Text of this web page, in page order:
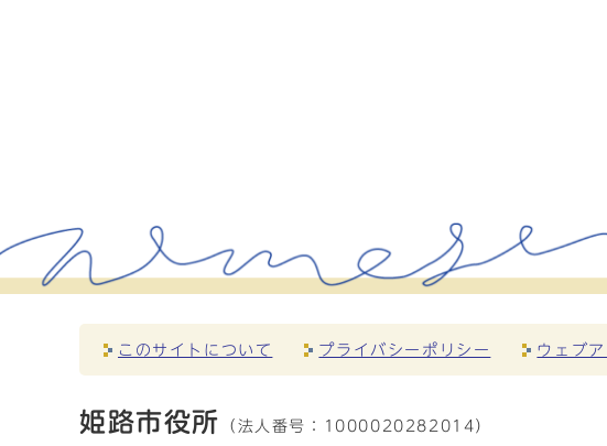
このサイトについて プライバシーポリシー ウェブ
姫路市役所 （法人番号： 1000020282014）